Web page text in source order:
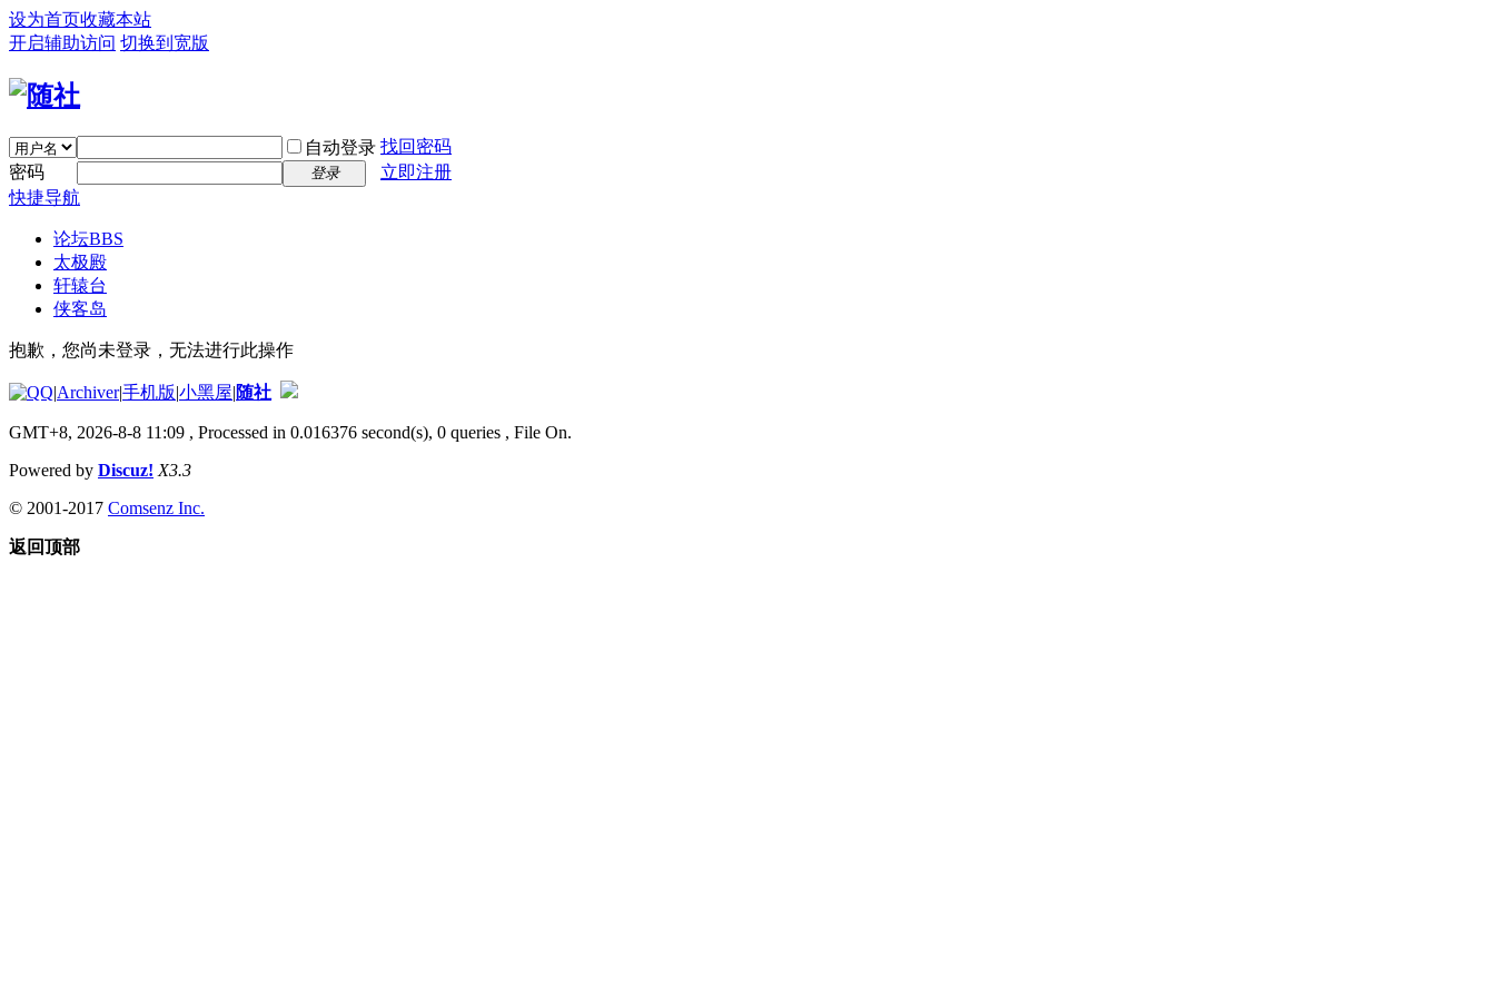
设为首页收藏本站
开启辅助访问 切换到宽版
自动登录 找回密码
密码
登录
立即注册
快捷导航
论坛BBS
太极殿
轩辕台
侠客岛
抱歉，您尚未登录，无法进行此操作
|Archiver|手机版|小黑屋|随社
GMT+8, 2026-8-8 11:09 , Processed in 0.016376 second(s), 0 queries , File On.
Powered by Discuz! X3.3
© 2001-2017 Comsenz Inc.
返回顶部